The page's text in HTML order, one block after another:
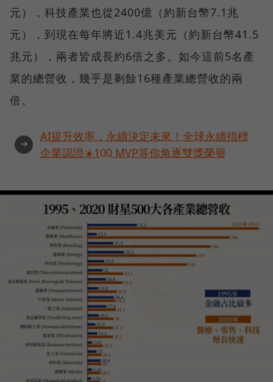
元），科技產業也從2400億（約新台幣7.1兆
元），到現在每年將近1.4兆美元（約新台幣41.5
兆元），兩者皆成長約6倍之多。如今這前5名產
業的總營收，幾乎是剩餘16種產業總營收的兩
倍。
➜
AI提升效率，永續決定未來！全球永續指標
企業認證☀️100 MVP等你角逐雙獎榮譽